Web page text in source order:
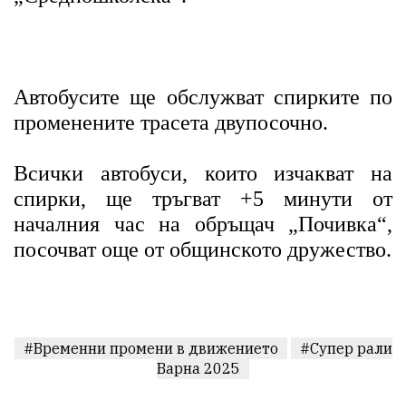
Автобусите ще обслужват спирките по
променените трасета двупосочно.
Всички автобуси, които изчакват на
спирки, ще тръгват +5 минути от
началния час на обръщач „Почивка“,
посочват още от общинското дружество.
#Временни промени в движението
#Супер рали
Варна 2025